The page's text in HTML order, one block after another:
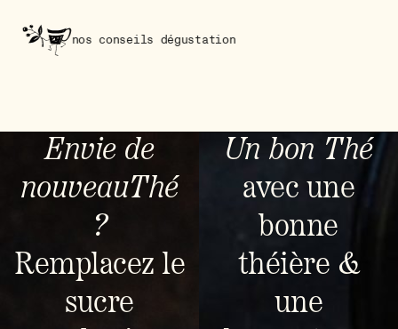
conseils dégustation
Envie de
nouveauThé
?
Remplacez le
sucre
Un bon Thé
avec une
bonne
théière &
une